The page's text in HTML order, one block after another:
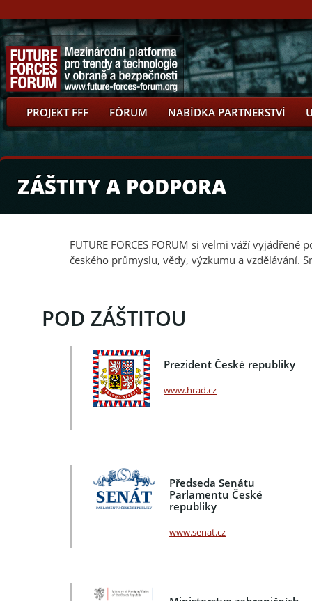
PROJEKT FFF FÓRUM NABÍDKA PARTNERSTVÍ
ZÁŠTITY A PODPORA
FUTURE FORCES FORUM si velmi váží
českého průmyslu, vědy, výzkumu a vzdělávání.
POD ZÁŠTITOU
Prezident České republiky
www.hrad.cz
Předseda Senátu
Parlamentu České
republiky
www.senat.cz